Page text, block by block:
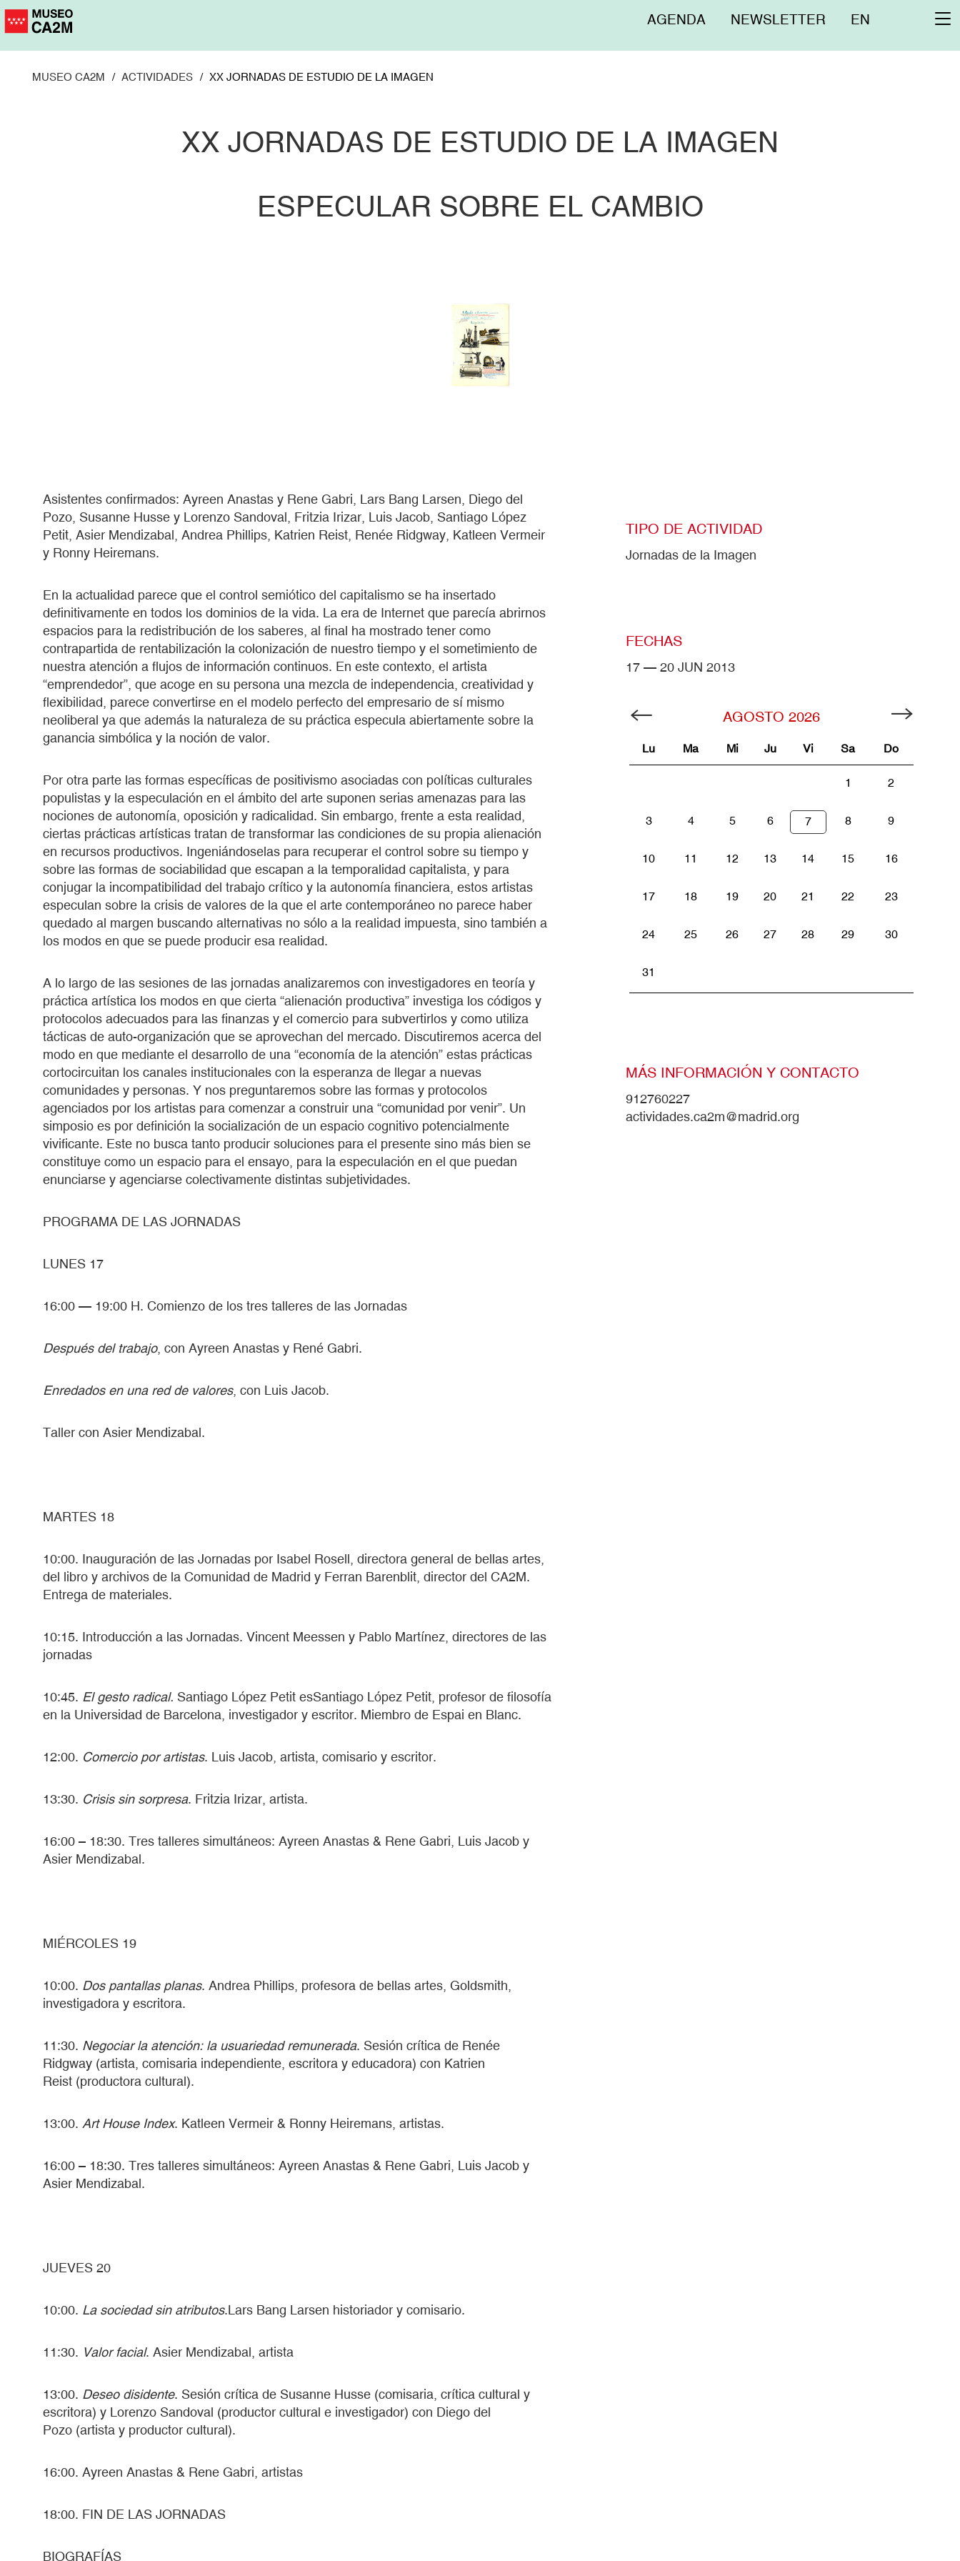
Pasar
Menú
AGENDA NEWSLETTER EN
MUSEO CA2M ACTIVIDADES XX JORNADAS DE ESTUDIO DE LA IMAGEN
XX JORNADAS DE ESTUDIO DE LA IMAGEN
ESPECULAR SOBRE EL CAMBIO
Asistentes confirmados: Ayreen Anastas y Rene Gabri, Lars Bang Larsen, Diego del
Pozo, Susanne Husse y Lorenzo Sandoval, Fritzia Irizar, Luis Jacob, Santiago López
Petit, Asier Mendizabal, Andrea Phillips, Katrien Reist, Renée Ridgway, Katleen Vermeir
y Ronny Heiremans.
En la actualidad parece que el control semiótico del capitalismo se ha insertado
definitivamente en todos los dominios de la vida. La era de Internet que parecía abrirnos
espacios para la redistribución de los saberes, al final ha mostrado tener como
contrapartida de rentabilización la colonización de nuestro tiempo y el sometimiento de
nuestra atención a flujos de información continuos. En este contexto, el artista
“emprendedor”, que acoge en su persona una mezcla de independencia, creatividad y
flexibilidad, parece convertirse en el modelo perfecto del empresario de sí mismo
neoliberal ya que además la naturaleza de su práctica especula abiertamente sobre la
ganancia simbólica y la noción de valor.
Por otra parte las formas específicas de positivismo asociadas con políticas culturales
populistas y la especulación en el ámbito del arte suponen serias amenazas para las
nociones de autonomía, oposición y radicalidad. Sin embargo, frente a esta realidad,
ciertas prácticas artísticas tratan de transformar las condiciones de su propia alienación
en recursos productivos. Ingeniándoselas para recuperar el control sobre su tiempo y
sobre las formas de sociabilidad que escapan a la temporalidad capitalista, y para
conjugar la incompatibilidad del trabajo crítico y la autonomía financiera, estos artistas
especulan sobre la crisis de valores de la que el arte contemporáneo no parece haber
quedado al margen buscando alternativas no sólo a la realidad impuesta, sino también a
los modos en que se puede producir esa realidad.
A lo largo de las sesiones de las jornadas analizaremos con investigadores en teoría y
práctica artística los modos en que cierta “alienación productiva” investiga los códigos y
protocolos adecuados para las finanzas y el comercio para subvertirlos y como utiliza
tácticas de auto-organización que se aprovechan del mercado. Discutiremos acerca del
modo en que mediante el desarrollo de una “economía de la atención” estas prácticas
cortocircuitan los canales institucionales con la esperanza de llegar a nuevas
comunidades y personas. Y nos preguntaremos sobre las formas y protocolos
agenciados por los artistas para comenzar a construir una “comunidad por venir”. Un
simposio es por definición la socialización de un espacio cognitivo potencialmente
vivificante. Este no busca tanto producir soluciones para el presente sino más bien se
constituye como un espacio para el ensayo, para la especulación en el que puedan
enunciarse y agenciarse colectivamente distintas subjetividades.
PROGRAMA DE LAS JORNADAS
LUNES 17
16:00 — 19:00 H. Comienzo de los tres talleres de las Jornadas
Después del trabajo, con Ayreen Anastas y René Gabri.
Enredados en una red de valores, con Luis Jacob.
Taller con Asier Mendizabal.
MARTES 18
10:00. Inauguración de las Jornadas por Isabel Rosell, directora general de bellas artes,
del libro y archivos de la Comunidad de Madrid y Ferran Barenblit, director del CA2M.
Entrega de materiales.
10:15. Introducción a las Jornadas. Vincent Meessen y Pablo Martínez, directores de las
jornadas
10:45. El gesto radical. Santiago López Petit esSantiago López Petit, profesor de filosofía
en la Universidad de Barcelona, investigador y escritor. Miembro de Espai en Blanc.
12:00. Comercio por artistas. Luis Jacob, artista, comisario y escritor.
13:30. Crisis sin sorpresa. Fritzia Irizar, artista.
16:00 – 18:30. Tres talleres simultáneos: Ayreen Anastas & Rene Gabri, Luis Jacob y
Asier Mendizabal.
MIÉRCOLES 19
10:00. Dos pantallas planas. Andrea Phillips, profesora de bellas artes, Goldsmith,
investigadora y escritora.
11:30. Negociar la atención: la usuariedad remunerada. Sesión crítica de Renée
Ridgway (artista, comisaria independiente, escritora y educadora) con Katrien
Reist (productora cultural).
13:00. Art House Index. Katleen Vermeir & Ronny Heiremans, artistas.
16:00 – 18:30. Tres talleres simultáneos: Ayreen Anastas & Rene Gabri, Luis Jacob y
Asier Mendizabal.
JUEVES 20
10:00. La sociedad sin atributos.Lars Bang Larsen historiador y comisario.
11:30. Valor facial. Asier Mendizabal, artista
13:00. Deseo disidente. Sesión crítica de Susanne Husse (comisaria, crítica cultural y
escritora) y Lorenzo Sandoval (productor cultural e investigador) con Diego del
Pozo (artista y productor cultural).
16:00. Ayreen Anastas & Rene Gabri, artistas
18:00. FIN DE LAS JORNADAS
BIOGRAFÍAS
TIPO DE ACTIVIDAD
Jornadas de la Imagen
FECHAS
17 — 20 JUN 2013
AGOSTO 2026
Lu Ma Mi Ju Vi Sa Do
1 2
3 4 5 6 7 8 9
10 11 12 13 14 15 16
17 18 19 20 21 22 23
24 25 26 27 28 29 30
31
MÁS INFORMACIÓN Y CONTACTO
912760227
actividades.ca2m@madrid.org